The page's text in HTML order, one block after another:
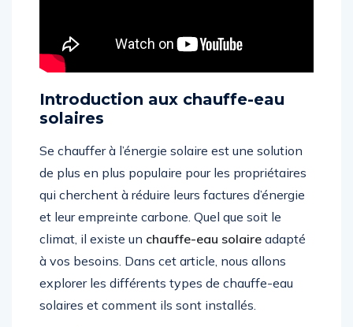
Introduction aux chauffe-eau
solaires
Se chauffer à l’énergie solaire est une solution
de plus en plus populaire pour les propriétaires
qui cherchent à réduire leurs factures d’énergie
et leur empreinte carbone. Quel que soit le
climat, il existe un chauffe-eau solaire adapté
à vos besoins. Dans cet article, nous allons
explorer les différents types de chauffe-eau
solaires et comment ils sont installés.